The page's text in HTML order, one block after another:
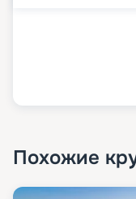
Похожие